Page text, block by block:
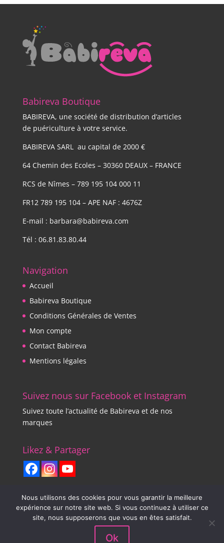
Babireva Boutique
BABIREVA, une société de distribution d’articles
de puériculture à votre service.
BABIREVA SARL au capital de 2000 €
64 Chemin des Ecoles – 30360 DEAUX – FRANCE
RCS de Nîmes – 789 195 104 000 11
FR12 789 195 104 – APE NAF : 4676Z
E-mail : barbara@babireva.com
Tél : 06.81.83.80.44
Navigation
Accueil
Babireva Boutique
Conditions Générales de Ventes
Mon compte
Contact Babireva
Mentions légales
Suivez nous sur Facebook et Instagram
Suivez toute l’actualité de Babireva et de nos
marques
Likez & Partager
Babirevaboutique.com tous droits réservés / Une
Nous utilisons des cookies pour vous garantir la meilleure
expérience sur notre site web. Si vous continuez à utiliser ce
site, nous supposerons que vous en êtes satisfait.
Ok